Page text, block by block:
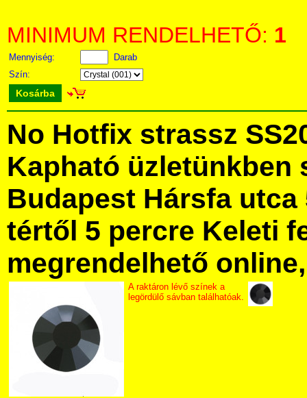
MINIMUM RENDELHETŐ: 1
Mennyiség:
Darab
Szín:
Kosárba
No Hotfix strassz
Kapható üzletünkben
Budapest Hársfa utca
tértől 5 percre Keleti
megrendelhető
A raktáron lévő színek a
legördülő sávban találhatóak.